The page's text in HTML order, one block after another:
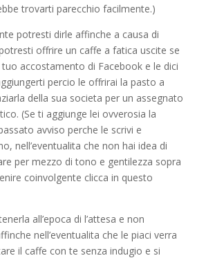
trovarti parecchio facilmente.)
potresti dirle affinche a causa di
offrire un caffe a fatica uscite se
accostamento di Facebook e le dici
percio le offrirai la pasto a
della sua societa per un assegnato
(Se ti aggiunge lei ovverosia la
avviso perche le scrivi e
nell’eventualita che non hai idea di
per mezzo di tono e gentilezza sopra
coinvolgente clicca in questo
all’epoca di l’attesa e non
nell’eventualita che le piaci verra
il caffe con te senza indugio e si